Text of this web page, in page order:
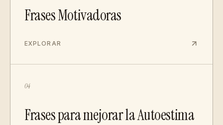
Frases Motivadoras
EXPLORAR
04
Frases para mejorar la Autoestima